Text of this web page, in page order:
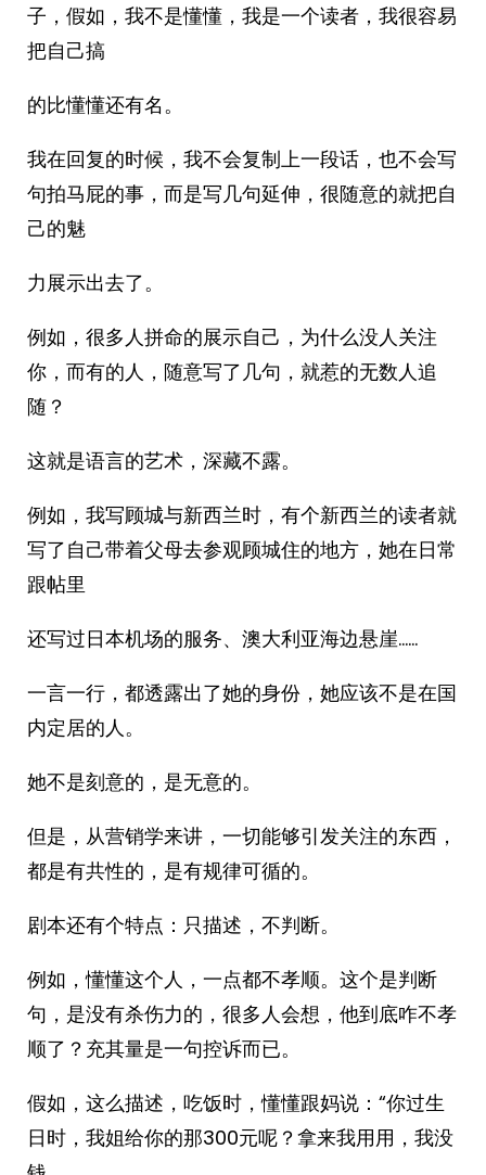
子，假如，我不是懂懂，我是一个读者，我很容易
把自己搞
的比懂懂还有名。
我在回复的时候，我不会复制上一段话，也不会写
句拍马屁的事，而是写几句延伸，很随意的就把自
己的魅
力展示出去了。
例如，很多人拼命的展示自己，为什么没人关注
你，而有的人，随意写了几句，就惹的无数人追
随？
这就是语言的艺术，深藏不露。
例如，我写顾城与新西兰时，有个新西兰的读者就
写了自己带着父母去参观顾城住的地方，她在日常
跟帖里
还写过日本机场的服务、澳大利亚海边悬崖……
一言一行，都透露出了她的身份，她应该不是在国
内定居的人。
她不是刻意的，是无意的。
但是，从营销学来讲，一切能够引发关注的东西，
都是有共性的，是有规律可循的。
剧本还有个特点：只描述，不判断。
例如，懂懂这个人，一点都不孝顺。这个是判断
句，是没有杀伤力的，很多人会想，他到底咋不孝
顺了？充其量是一句控诉而已。
假如，这么描述，吃饭时，懂懂跟妈说：“你过生
日时，我姐给你的那300元呢？拿来我用用，我没